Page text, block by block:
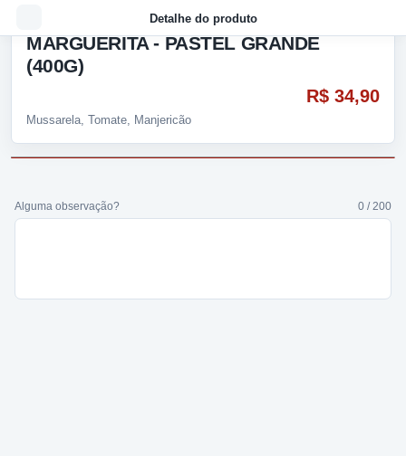
Detalhe do produto
MARGUERITA - PASTEL GRANDE
(400G)
Mussarela, Tomate, Manjericão
R$ 34,90
Alguma observação? 0 / 200